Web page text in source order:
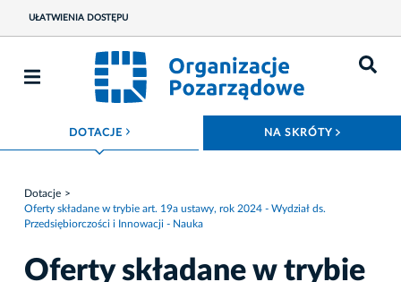
UŁATWIENIA DOSTĘPU
DOTACJE ROZWIŃ MENU NA SKRÓTY
Dotacje
Oferty składane w trybie art. 19a ustawy, rok 2024 - Wydział ds.
Przedsiębiorczości i Innowacji - Nauka
Oferty składane w trybie